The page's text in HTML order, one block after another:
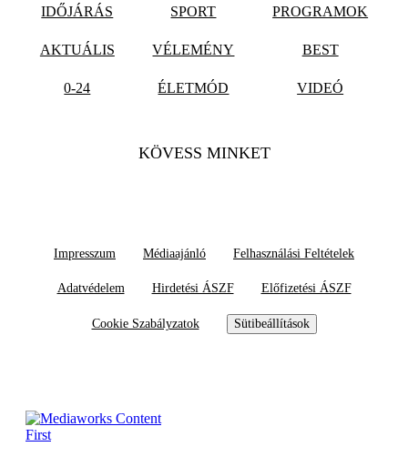
IDŐJÁRÁS SPORT PROGRAMOK
AKTUÁLIS VÉLEMÉNY BEST
0-24 ÉLETMÓD VIDEÓ
KÖVESS MINKET
Impresszum Médiaajánló Felhasználási Feltételek
Adatvédelem Hirdetési ÁSZF Előfizetési ÁSZF
Cookie Szabályzatok Sütibeállítások